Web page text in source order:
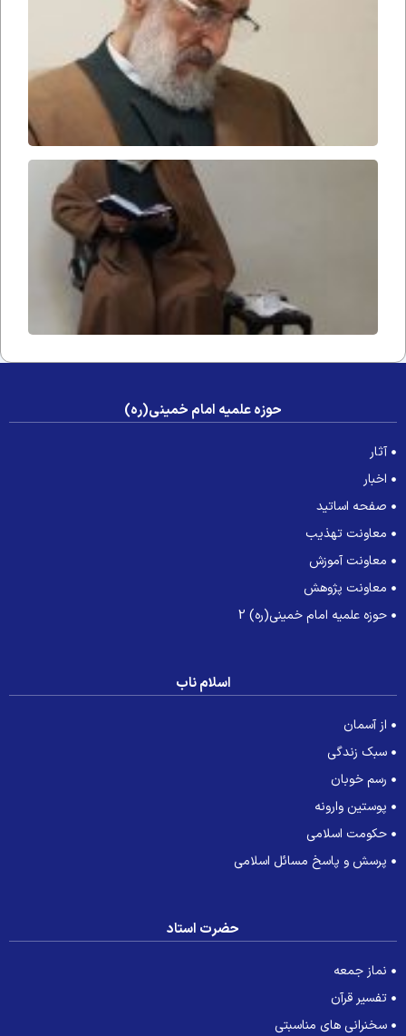
حوزه علمیه امام خمینی(ره)
آثار
اخبار
صفحه اساتید
معاونت تهذیب
معاونت آموزش
معاونت پژوهش
حوزه علمیه امام خمینی(ره) 2
اسلام ناب
از آسمان
سبک زندگی
رسم خوبان
پوستین وارونه
حکومت اسلامی
پرسش و پاسخ مسائل اسلامی
حضرت استاد
نماز جمعه
تفسیر قرآن
سخنرانی های مناسبتی